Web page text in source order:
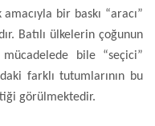
bir baskı “aracı”
Batılı ülkelerin çoğunun
bile “seçici”
farklı tutumlarının bu
görülmektedir.